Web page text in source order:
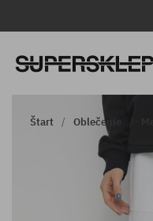
Štart Oblečenie